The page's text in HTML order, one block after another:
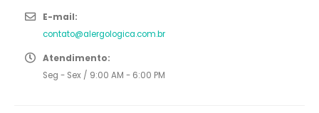
E-mail:
contato@alergologica.com.br
Atendimento:
Seg - Sex / 9:00 AM - 6:00 PM